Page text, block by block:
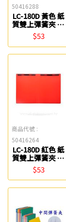
50416288
LC-180D 黃色 紙
質雙上彈簧夾 連
勤牌
$53
商品代號 :
50416264
LC-180D 紅色 紙
質雙上彈簧夾 連
勤牌
$53